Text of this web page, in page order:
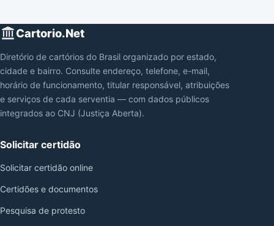
Cartorio.Net
Diretório de cartórios do Brasil organizado por estado,
cidade e bairro. Consulte endereço, telefone, e-mail,
horário de funcionamento, titular responsável, atribuições
e serviços de cada serventia — com dados públicos
integrados ao CNJ (Justiça Aberta).
Solicitar certidão
Solicitar certidão online
Certidões e documentos
Pesquisa de protesto